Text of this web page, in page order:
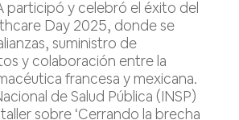
participó y celebró el éxito del
Day 2025, donde se
suministro de
y colaboración entre la
francesa y mexicana.
de Salud Pública (INSP)
sobre ‘Cerrando la brecha